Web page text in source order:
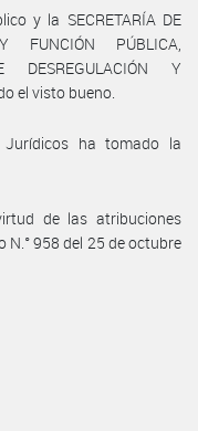
y la SECRETARÍA DE
FUNCIÓN PÚBLICA,
Y
el visto bueno.
Jurídicos ha tomado la
de las atribuciones
N.° 958 del 25 de octubre